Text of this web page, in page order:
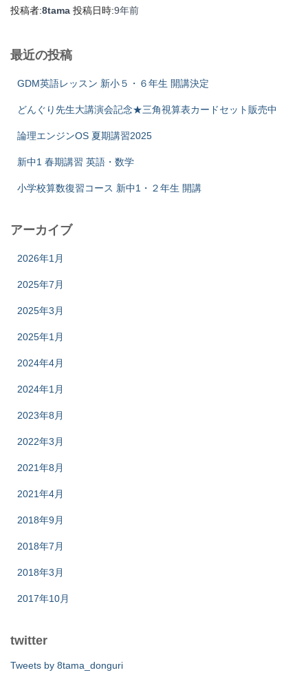
投稿者:8tama 投稿日時:9年前
最近の投稿
GDM英語レッスン 新小５・６年生 開講決定
どんぐり先生大講演会記念★三角視算表カードセット販売中
論理エンジンOS 夏期講習2025
新中1 春期講習 英語・数学
小学校算数復習コース 新中1・２年生 開講
アーカイブ
2026年1月
2025年7月
2025年3月
2025年1月
2024年4月
2024年1月
2023年8月
2022年3月
2021年8月
2021年4月
2018年9月
2018年7月
2018年3月
2017年10月
twitter
Tweets by 8tama_donguri